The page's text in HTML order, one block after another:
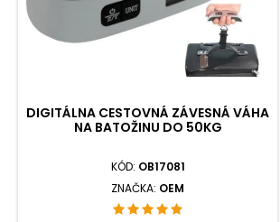
DIGITÁLNA CESTOVNÁ ZÁVESNÁ VÁHA
NA BATOŽINU DO 50KG
KÓD: OB17081
ZNAČKA: OEM